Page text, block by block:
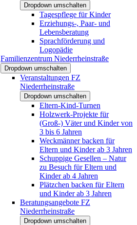
Dropdown umschalten
Tagespflege für Kinder
Erziehungs-, Paar- und
Lebensberatung
Sprachförderung und
Logopädie
Familienzentrum Niederrheinstraße
Dropdown umschalten
Veranstaltungen FZ
Niederrheinstraße
Dropdown umschalten
Eltern-Kind-Turnen
Holzwerk-Projekte für
(Groß-) Väter und Kinder von
3 bis 6 Jahren
Weckmänner backen für
Eltern und Kinder ab 3 Jahren
Schuppige Gesellen – Natur
zu Besuch für Eltern und
Kinder ab 4 Jahren
Plätzchen backen für Eltern
und Kinder ab 3 Jahren
Beratungsangebote FZ
Niederrheinstraße
Dropdown umschalten